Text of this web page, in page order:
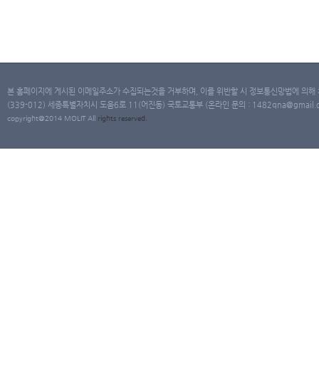
본 홈페이지에 게시된 이메일주소가 수집되는것을 거부하며, 이를 위반할 시 정보통신망법에 의
(339-012) 세종특별자치시 도움6로 11(어진동) 국토교통부 (온라인 문의 :
copyright@2014 MOLIT All rights reserved.